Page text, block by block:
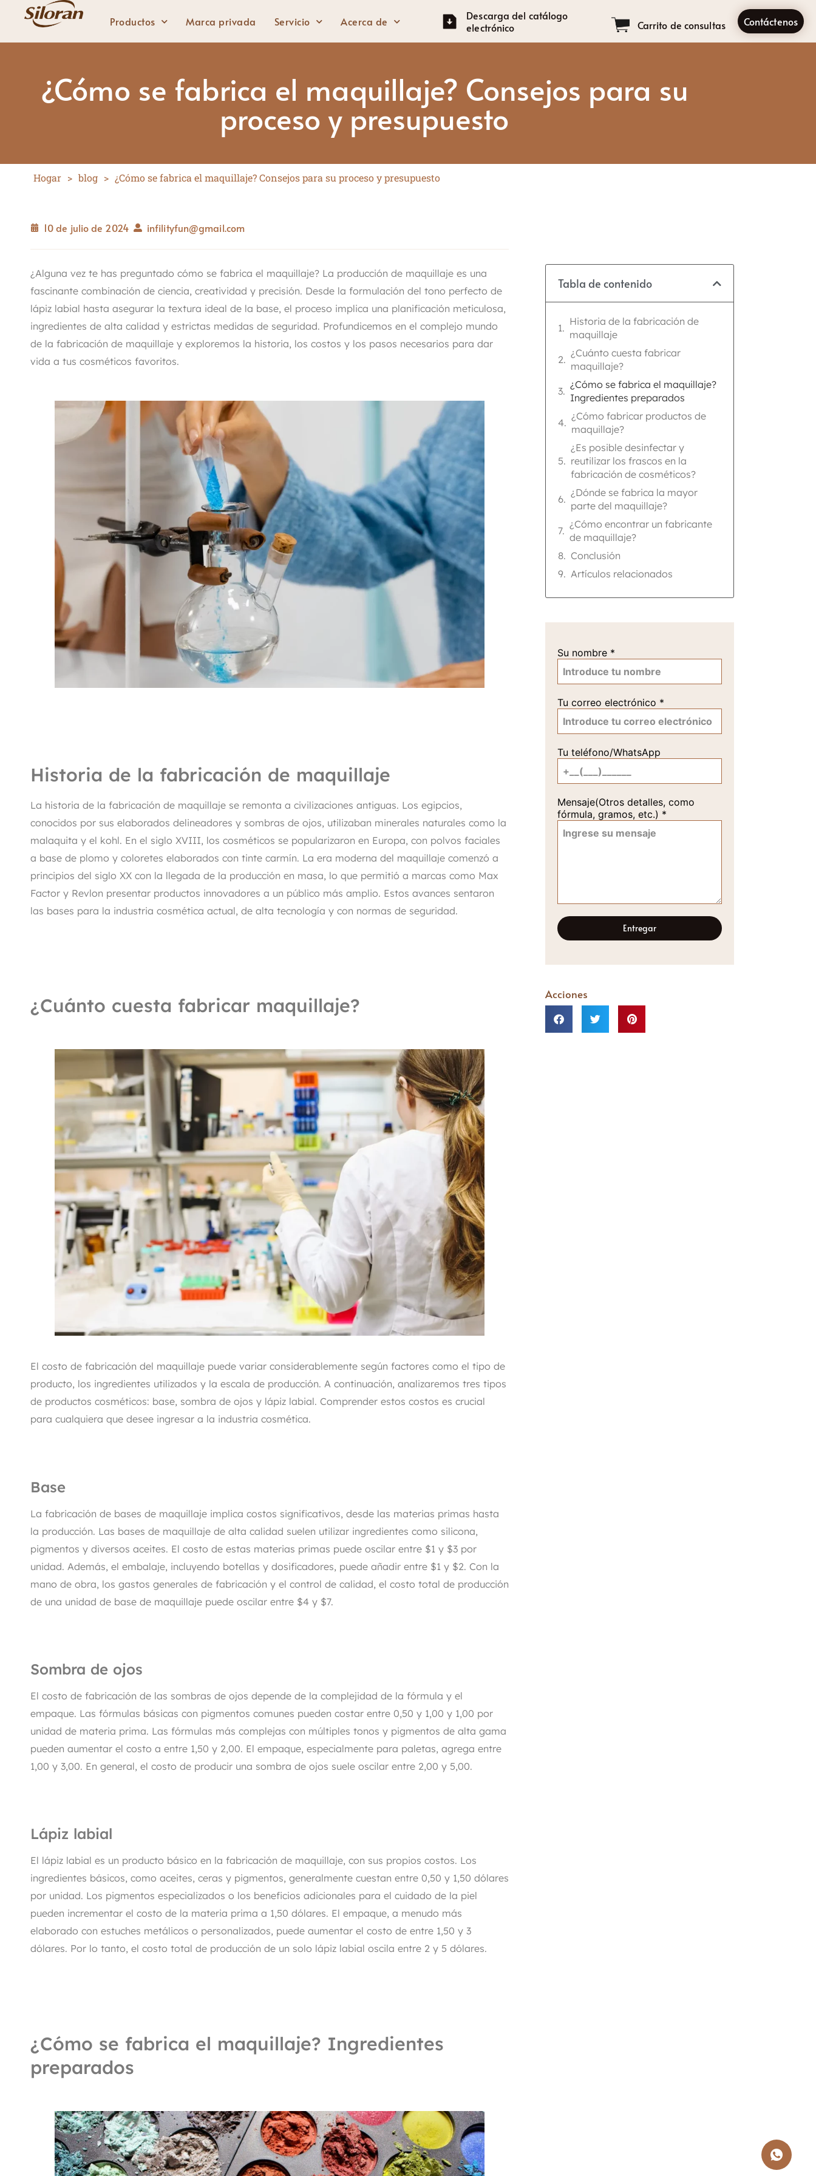
Productos Marca privada Servicio Acerca de Contáctenos
Carrito de consultas
Descarga del catálogo
electrónico
Labios
Lápiz labial sólido
Lápiz labial líquido
Delineador de labios
Ojos
Lápiz de cejas
Lápiz de ojos
Rostro
Primer facial
Ocultador
Contorno
Polvos y spray fijadores
¿Cómo se fabrica el maquillaje? Consejos para su
proceso y presupuesto
Hogar > blog > ¿Cómo se fabrica el maquillaje? Consejos para su proceso y presupuesto
10 de julio de 2024 infilityfun@gmail.com
¿Alguna vez te has preguntado cómo se fabrica el maquillaje? La producción de maquillaje es una
fascinante combinación de ciencia, creatividad y precisión. Desde la formulación del tono perfecto de
lápiz labial hasta asegurar la textura ideal de la base, el proceso implica una planificación meticulosa,
ingredientes de alta calidad y estrictas medidas de seguridad. Profundicemos en el complejo mundo
de la fabricación de maquillaje y exploremos la historia, los costos y los pasos necesarios para dar
vida a tus cosméticos favoritos.
Historia de la fabricación de maquillaje
La historia de la fabricación de maquillaje se remonta a civilizaciones antiguas. Los egipcios,
conocidos por sus elaborados delineadores y sombras de ojos, utilizaban minerales naturales como la
malaquita y el kohl. En el siglo XVIII, los cosméticos se popularizaron en Europa, con polvos faciales
a base de plomo y coloretes elaborados con tinte carmín. La era moderna del maquillaje comenzó a
principios del siglo XX con la llegada de la producción en masa, lo que permitió a marcas como Max
Factor y Revlon presentar productos innovadores a un público más amplio. Estos avances sentaron
las bases para la industria cosmética actual, de alta tecnología y con normas de seguridad.
¿Cuánto cuesta fabricar maquillaje?
El costo de fabricación del maquillaje puede variar considerablemente según factores como el tipo de
producto, los ingredientes utilizados y la escala de producción. A continuación, analizaremos tres tipos
de productos cosméticos: base, sombra de ojos y lápiz labial. Comprender estos costos es crucial
para cualquiera que desee ingresar a la industria cosmética.
Base
La fabricación de bases de maquillaje implica costos significativos, desde las materias primas hasta
la producción. Las bases de maquillaje de alta calidad suelen utilizar ingredientes como silicona,
pigmentos y diversos aceites. El costo de estas materias primas puede oscilar entre $1 y $3 por
unidad. Además, el embalaje, incluyendo botellas y dosificadores, puede añadir entre $1 y $2. Con la
mano de obra, los gastos generales de fabricación y el control de calidad, el costo total de producción
de una unidad de base de maquillaje puede oscilar entre $4 y $7.
Sombra de ojos
El costo de fabricación de las sombras de ojos depende de la complejidad de la fórmula y el
empaque. Las fórmulas básicas con pigmentos comunes pueden costar entre 0,50 y 1,00 y 1,00 por
unidad de materia prima. Las fórmulas más complejas con múltiples tonos y pigmentos de alta gama
pueden aumentar el costo a entre 1,50 y 2,00. El empaque, especialmente para paletas, agrega entre
1,00 y 3,00. En general, el costo de producir una sombra de ojos suele oscilar entre 2,00 y 5,00.
Lápiz labial
El lápiz labial es un producto básico en la fabricación de maquillaje, con sus propios costos. Los
ingredientes básicos, como aceites, ceras y pigmentos, generalmente cuestan entre 0,50 y 1,50 dólares
por unidad. Los pigmentos especializados o los beneficios adicionales para el cuidado de la piel
pueden incrementar el costo de la materia prima a 1,50 dólares. El empaque, a menudo más
elaborado con estuches metálicos o personalizados, puede aumentar el costo de entre 1,50 y 3
dólares. Por lo tanto, el costo total de producción de un solo lápiz labial oscila entre 2 y 5 dólares.
¿Cómo se fabrica el maquillaje? Ingredientes
preparados
Tabla de contenido
Historia de la fabricación de
maquillaje
¿Cuánto cuesta fabricar
maquillaje?
¿Cómo se fabrica el maquillaje?
Ingredientes preparados
¿Cómo fabricar productos de
maquillaje?
¿Es posible desinfectar y
reutilizar los frascos en la
fabricación de cosméticos?
¿Dónde se fabrica la mayor
parte del maquillaje?
¿Cómo encontrar un fabricante
de maquillaje?
Conclusión
Artículos relacionados
Su nombre *
Tu correo electrónico *
Tu teléfono/WhatsApp
Mensaje(Otros detalles, como
fórmula, gramos, etc.) *
Entregar
Acciones